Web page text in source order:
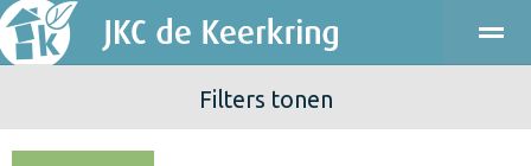
KINDEROPVANG KENNISMAKEN
Filters tonen